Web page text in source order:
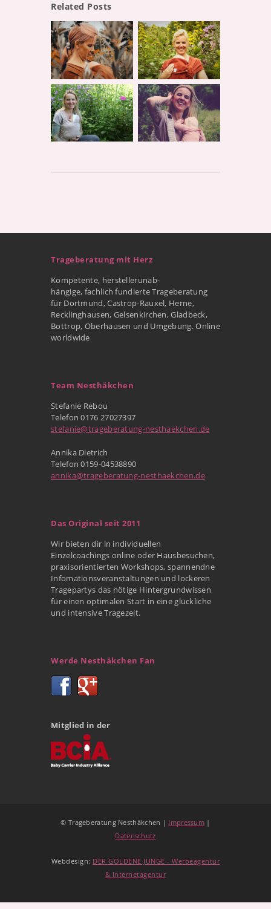
Related Posts
Trageberatung mit Herz
Kompetente, herstellerunab-
hängige, fachlich fundierte Trageberatung
für Dortmund, Castrop-Rauxel, Herne,
Recklinghausen, Gelsenkirchen, Gladbeck,
Bottrop, Oberhausen und Umgebung. Online
worldwide
Team Nesthäkchen
Stefanie Rebou
Telefon 0176 27027397
stefanie@trageberatung-nesthaekchen.de
Annika Dietrich
Telefon 0159-04538890
annika@trageberatung-nesthaekchen.de
Das Original seit 2011
Wir bieten dir in individuellen
Einzelcoachings online oder Hausbesuchen,
praxisorientierten Workshops, spannendne
Infomationsveranstaltungen und lockeren
Tragepartys das nötige Hintergrundwissen
für einen optimalen Start in eine glückliche
und intensive Tragezeit.
Werde Nesthäkchen Fan
Mitglied in der
© Trageberatung Nesthäkchen | Impressum |
Datenschutz
Webdesign: DER GOLDENE JUNGE - Werbeagentur
& Internetagentur